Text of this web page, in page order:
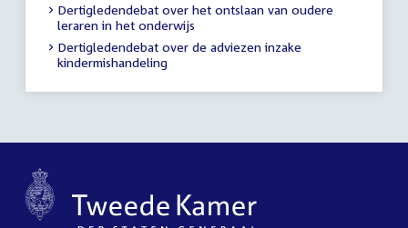
Dertigledendebat over het ontslaan van oudere
leraren in het onderwijs
Dertigledendebat over de adviezen inzake
kindermishandeling